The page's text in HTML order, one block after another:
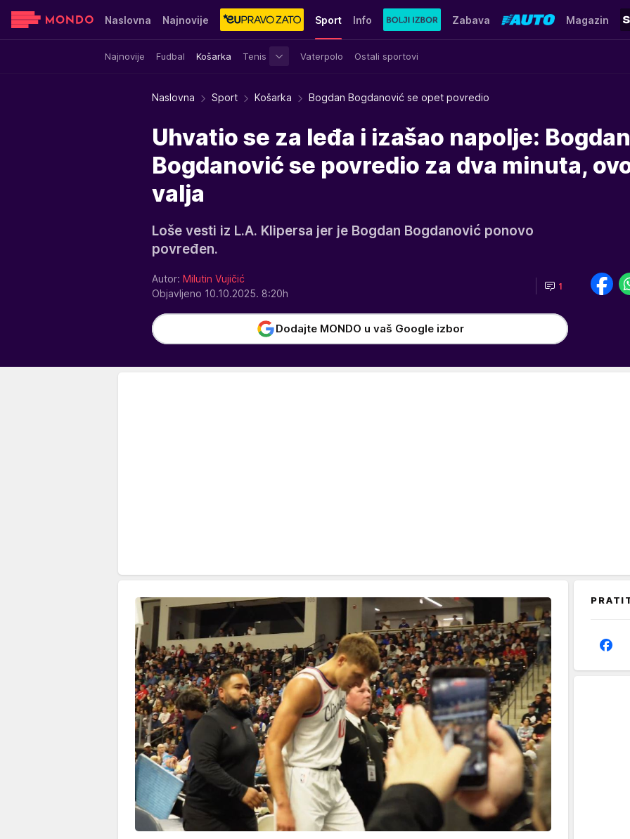
Naslovna Najnovije Sport
Najnovije Fudbal Košarka Tenis Vaterpolo Ostali sportovi
Info Zabava Magazin
Sensa Stvar ukusa Yumama
Naslovna Sport Košarka Bogdan Bogdanović se opet povredio
Uhvatio se za leđa i izašao napolje: Bogdan
Bogdanović se povredio za dva minuta,
valja
Loše vesti iz L.A. Klipersa jer je Bogdan Bogdanović ponovo
povređen.
Autor: Milutin Vujičić
Objavljeno 10.10.2025. 8:20h
1
Dodajte MONDO u vaš Google izbor